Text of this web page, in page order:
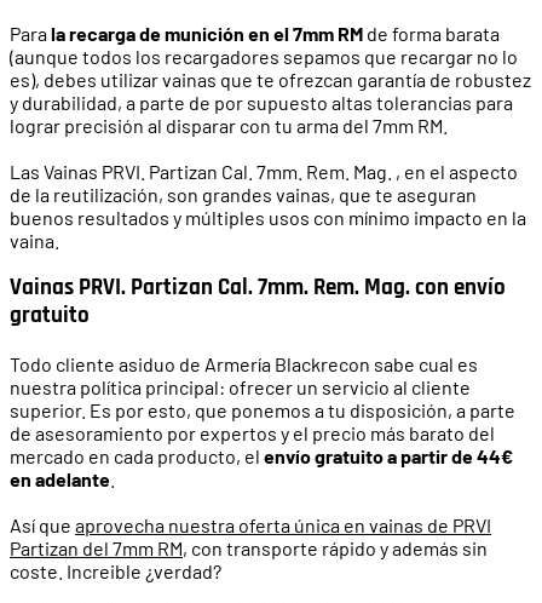
Parala recarga de munición en el 7mm RM de forma barata
(aunque todos los recargadores sepamos que recargar no lo
es), debes utilizar vainas que te ofrezcan garantía de robustez
y durabilidad, a parte de por supuesto altas tolerancias para
lograr precisión al disparar con tu arma del 7mm RM.
Las Vainas PRVI. Partizan Cal. 7mm. Rem. Mag. , en el aspecto
de la reutilización, son grandes vainas, que te aseguran
buenos resultados y múltiples usos con mínimo impacto en la
vaina.
Vainas PRVI. Partizan Cal. 7mm. Rem. Mag. con envío
gratuito
Todo cliente asiduo de Armería Blackrecon sabe cual es
nuestra política principal: ofrecer un servicio al cliente
superior. Es por esto, que ponemos a tu disposición, a parte
de asesoramiento por expertos y el precio más barato del
mercado en cada producto, el envío gratuito a partir de 44€
en adelante
Así que aprovecha nuestra oferta única en vainas de PRVI
Partizan del 7mm RM, con transporte rápido y además sin
coste. Increible ¿verdad?